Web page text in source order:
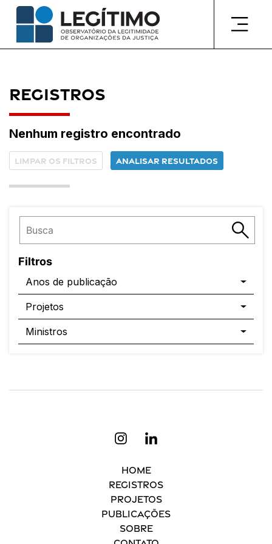
Pular
para
conteúdo
Registros
Nenhum registro encontrado
Limpar os filtros Analisar resultados
Filtros
Anos de publicação
Projetos
Ministros
Home
Registros
Projetos
Publicações
Sobre